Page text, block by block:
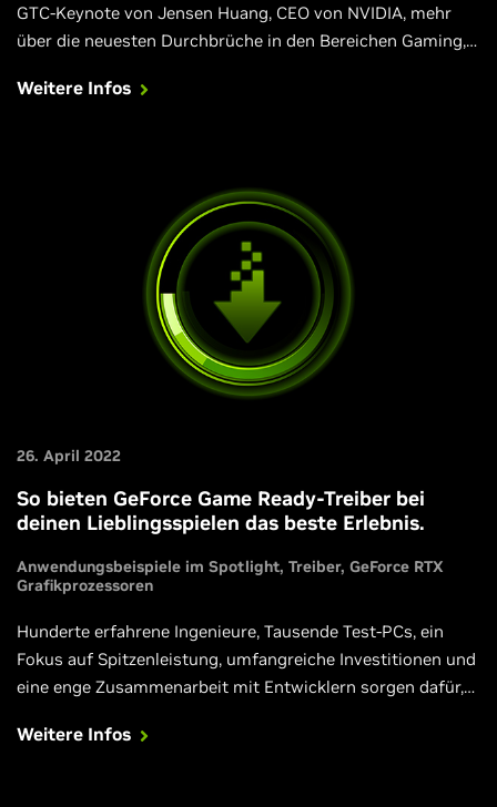
GTC-Keynote von Jensen Huang, CEO von NVIDIA, mehr
über die neuesten Durchbrüche in den Bereichen Gaming,
Weitere Infos
26. April 2022
So bieten GeForce Game Ready-Treiber bei
deinen Lieblingsspielen das beste Erlebnis.
Anwendungsbeispiele im Spotlight Treiber GeForce RTX
Grafikprozessoren
Hunderte erfahrene Ingenieure, Tausende Test-PCs, ein
Fokus auf Spitzenleistung, umfangreiche Investitionen und
eine enge Zusammenarbeit mit Entwicklern sorgen dafür,
liebsten Neuveröffentlichungen optimiert sind. Weitere
Weitere Infos